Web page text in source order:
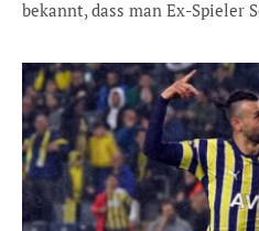
bekannt, dass man Ex-Spieler